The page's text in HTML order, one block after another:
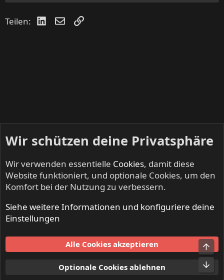
Teilen: LinkedIn
E-MailLink
INFERNO - Death Metal & Black Metal
Nutzungsbedingungen
Datenschutz
S
Wir schützen deine Privatsphäre
Wir verwenden essentielle Cookies, damit diese
Website funktioniert, und optionale Cookies, um den
Komfort bei der Nutzung zu verbessern.
Siehe weitere Informationen und konfiguriere deine
Einstellungen
Alle Cookies akzeptieren
Optionale Cookies ablehnen